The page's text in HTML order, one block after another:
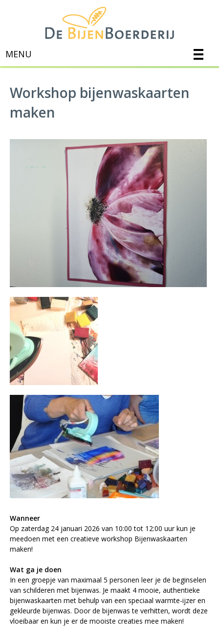
MENU
Workshop bijenwaskaarten
maken
Wanneer
Op zaterdag 24 januari 2026 van 10:00 tot 12:00 uur kun je
meedoen met een creatieve workshop Bijenwaskaarten
maken!
Wat ga je doen
In een groepje van maximaal 5 personen leer je de beginselen
van schilderen met bijenwas. Je maakt 4 mooie, authentieke
bijenwaskaarten met behulp van een speciaal warmte-ijzer en
gekleurde bijenwas. Door de bijenwas te verhitten, wordt deze
vloeibaar en kun je er de mooiste creaties mee maken!